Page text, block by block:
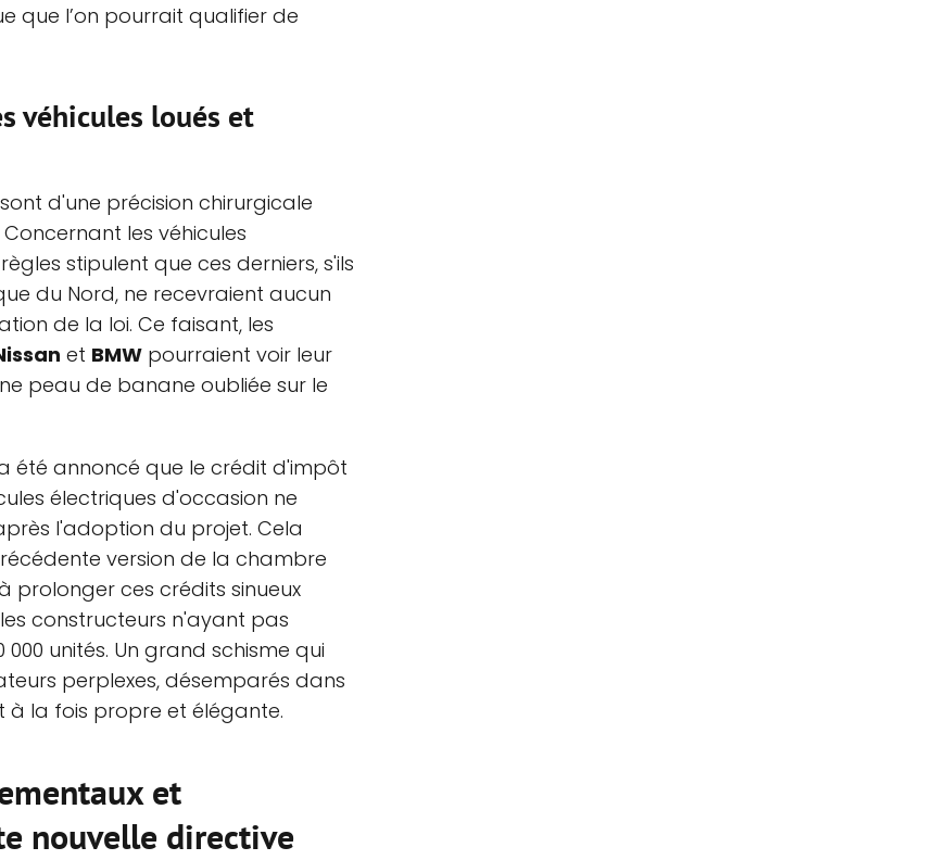
que l’on pourrait qualifier de
véhicules loués et
d'une précision chirurgicale
les véhicules
stipulent que ces derniers, s'ils
du Nord, ne recevraient aucun
de la loi. Ce faisant, les
et BMW pourraient voir leur
peau de banane oubliée sur le
été annoncé que le crédit d'impôt
électriques d'occasion ne
l'adoption du projet. Cela
version de la chambre
prolonger ces crédits sinueux
constructeurs n'ayant pas
unités. Un grand schisme qui
perplexes, désemparés dans
à la fois propre et élégante.
et
nouvelle directive